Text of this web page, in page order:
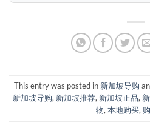
This entry was posted in 新加坡导购
新加坡导购, 新加坡推荐, 新加坡正品,
物,本地购买,